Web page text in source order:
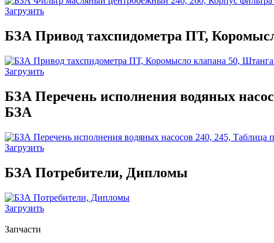
Загрузить
БЗА Привод тахспидометра ПТ,
Загрузить
БЗА Перечень исполнения водяных
БЗА
Загрузить
БЗА Потребители, Дипломы
Загрузить
Запчасти